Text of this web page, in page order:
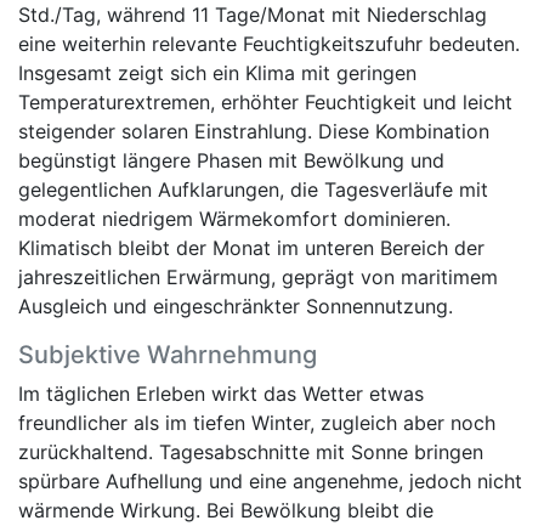
Std./Tag, während 11 Tage/Monat mit Niederschlag
eine weiterhin relevante Feuchtigkeitszufuhr bedeuten.
Insgesamt zeigt sich ein Klima mit geringen
Temperaturextremen, erhöhter Feuchtigkeit und leicht
steigender solaren Einstrahlung. Diese Kombination
begünstigt längere Phasen mit Bewölkung und
gelegentlichen Aufklarungen, die Tagesverläufe mit
moderat niedrigem Wärmekomfort dominieren.
Klimatisch bleibt der Monat im unteren Bereich der
jahreszeitlichen Erwärmung, geprägt von maritimem
Ausgleich und eingeschränkter Sonnennutzung.
Subjektive Wahrnehmung
Im täglichen Erleben wirkt das Wetter etwas
freundlicher als im tiefen Winter, zugleich aber noch
zurückhaltend. Tagesabschnitte mit Sonne bringen
spürbare Aufhellung und eine angenehme, jedoch nicht
wärmende Wirkung. Bei Bewölkung bleibt die